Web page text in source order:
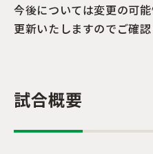
今後については変更の可
更新いたしますのでご確認
試合概要